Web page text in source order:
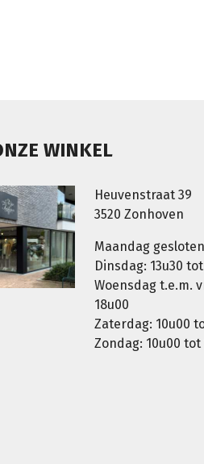
WINKEL
Heuvenstraat 39
3520 Zonhoven
Maandag gesloten
Dinsdag: 13u30
Woensdag t.e.m.
18u00
Zaterdag: 10u00
Zondag: 10u00 tot